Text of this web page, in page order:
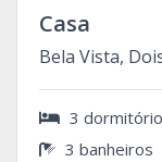
Casa
Bela Vista,
3
3 banheiros